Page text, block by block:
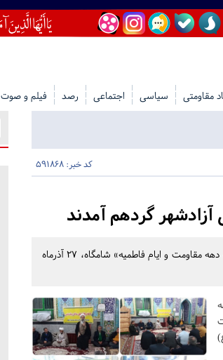
مقاومتی سیاسی اجتماعی رصد فیلم و صوت
کد خبر: 591868
گردهم آمدند
گردهمایی مسئولان هیئات مذهبی، فعالان فرهنگی و مداحان با محوریت «دهه بصیرت، دهه مقاومت و ایام فاطمیه» شامگاه، ۲۷ آذرماه